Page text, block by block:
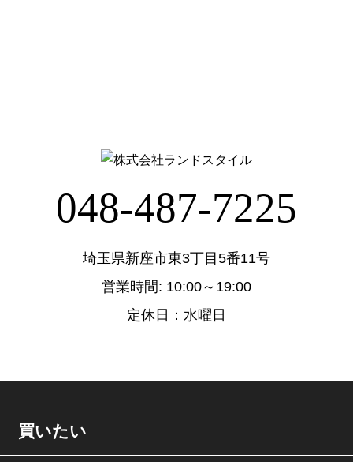
048-487-7225
埼玉県新座市東3丁目5番11号
営業時間: 10:00～19:00
定休日：水曜日
買いたい